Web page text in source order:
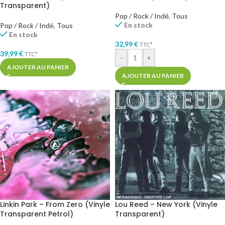
Transparent)
Pop / Rock / Indé, Tous
En stock
39,99€ TTC*
AJOUTER AU PANIER
Pop / Rock / Indé, Tous
En stock
32,99€ TTC*
- +
AJOUTER AU PANIER
Linkin Park – From Zero (Vinyle
Transparent Petrol)
Lou Reed – New York (Vinyle
Transparent)